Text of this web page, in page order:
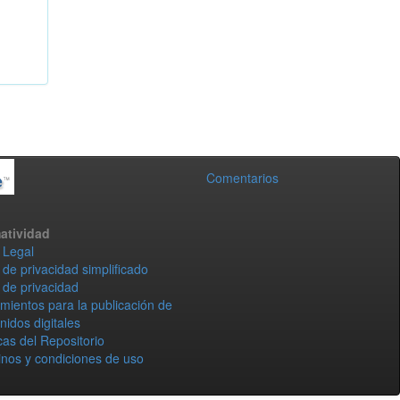
Comentarios
privacidad simplificado
privacidad
para la publicación de
digitales
del Repositorio
y condiciones de uso